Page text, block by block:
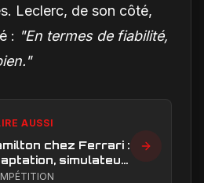
Leclerc, de son côté,
: "En termes de fiabilité,
AUSSI
chez Ferrari :
simulateur
ce qui